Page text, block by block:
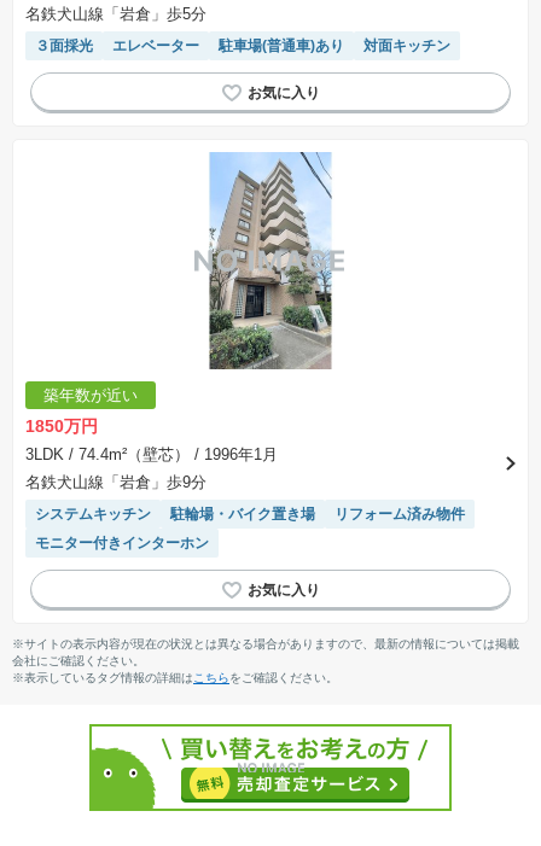
名鉄犬山線「岩倉」歩5分
３面採光 エレベーター 駐車場(普通車)あり 対面キッチン
築年数が近い
1850万円
3LDK / 74.4m²（壁芯）
/ 1996年1月
名鉄犬山線「岩倉」歩9分
システムキッチン 駐輪場・バイク置き場
リフォーム済み物件
モニター付きインターホン
※サイトの表示内容が現在の状況とは異なる場合がありますので、最新の情報については掲載
会社にご確認ください。
※表示しているタグ情報の詳細は こちらをご確認ください。